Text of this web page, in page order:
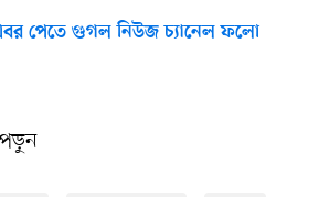
পেতে গুগল নিউজ চ্যানেল ফলো